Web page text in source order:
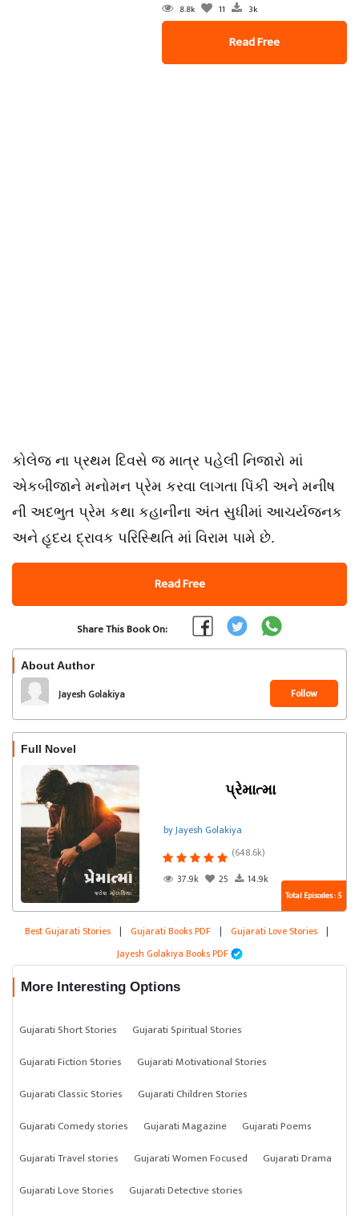
8.8k 11 3k
Read Free
કોલેજ ના પ્રથમ દિવસે જ માત્ર પહેલી નિજારો માં
એકબીજાને મનોમન પ્રેમ કરવા લાગતા પિંકી અને મનીષ
ની અદભુત પ્રેમ કથા કહાનીના અંત સુધીમાં આચર્યજનક
અને હૃદય દ્રાવક પરિસ્થિતિ માં વિરામ પામે છે.
Read Free
Share This Book On:
About Author
Jayesh Golakiya Follow
Full Novel
પ્રેમાત્મા
by Jayesh Golakiya
(648.6k)
37.9k
25 14.9k
Total Episodes : 5
Best Gujarati Stories | Gujarati Books PDF | Gujarati Love Stories |
Jayesh Golakiya Books PDF
More Interesting Options
Gujarati Short Stories
Gujarati Spiritual Stories
Gujarati Fiction Stories
Gujarati Motivational Stories
Gujarati Classic Stories
Gujarati Children Stories
Gujarati Comedy stories
Gujarati Magazine
Gujarati Poems
Gujarati Travel stories
Gujarati Women Focused
Gujarati Drama
Gujarati Love Stories
Gujarati Detective stories